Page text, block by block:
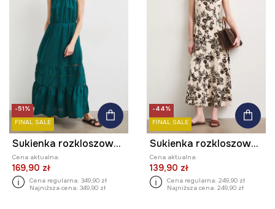
-51%
FINAL SALE
Sukienka rozkloszowana z lnem
Cena aktualna:
169,90 zł
Cena regularna: 349,90 zł
Najniższa cena: 349,90 zł
-44%
FINAL SALE
Sukienka rozkloszowana z lnem z motywem roślinnym
Cena aktualna:
139,90 zł
Cena regularna: 249,90 zł
Najniższa cena: 249,90 zł